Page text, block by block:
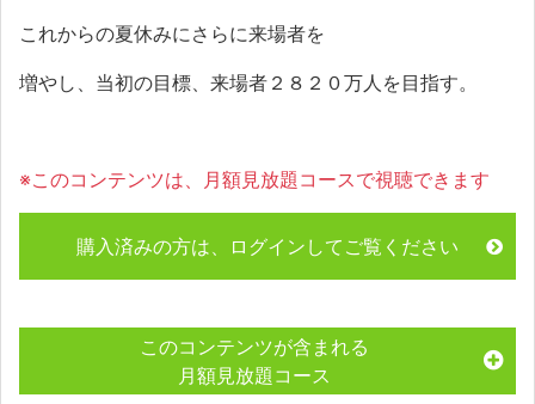
これからの夏休みにさらに来場者を
増やし、当初の目標、来場者２８２０万人を目指す。
※このコンテンツは、月額見放題コースで視聴できます
購入済みの方は、ログインしてご覧ください
このコンテンツが含まれる
月額見放題コース